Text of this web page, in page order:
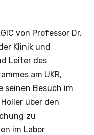
von Professor Dr.
Klinik und
Leiter des
am UKR,
seinen Besuch im
über den
zu
im Labor